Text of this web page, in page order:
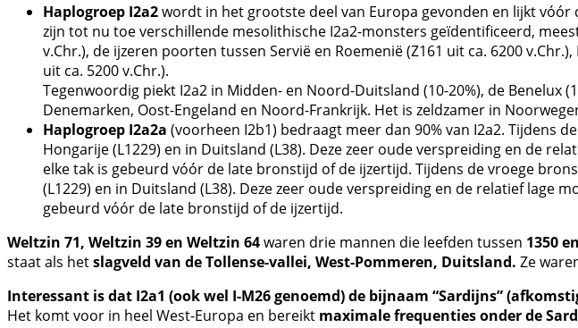
Haplogroep I2a2wordt in het grootste deel van Europa gevonden en lijkt
zijn tot nu toe verschillende mesolithische I2a2-monsters geïdentificeerd,
v.Chr.), de ijzeren poorten tussen Servië en Roemenië (Z161 uit ca. 6200
uit ca. 5200 v.Chr.).
Tegenwoordig piekt I2a2 in Midden- en Noord-Duitsland (10-20%), de
Denemarken, Oost-Engeland en Noord-Frankrijk. Het is zeldzamer in
Haplogroep I2a2a (voorheen I2b1) bedraagt meer dan 90% van I2a2. Tijdens
Hongarije (L1229) en in Duitsland (L38). Deze zeer oude verspreiding en de
elke tak is gebeurd vóór de late bronstijd of de ijzertijd. Tijdens de vroege
(L1229) en in Duitsland (L38). Deze zeer oude verspreiding en de relatief
gebeurd vóór de late bronstijd of de ijzertijd.
Weltzin 71, Weltzin 39 en Weltzin 64waren drie mannen die leefden tussen 1350
staat als hetslagveld van de Tollense-vallei, West-Pommeren, Duitsland. Ze
Interessant is dat I2a1 (ook wel I-M26 genoemd) de bijnaam “Sardijns”
Het komt voor in heel West-Europa en bereikt maximale frequenties onder de